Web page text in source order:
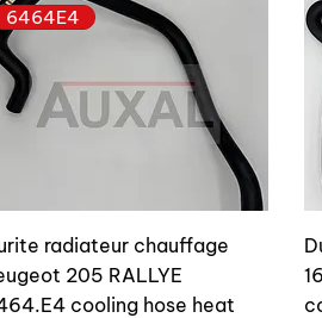
6464E4
radiateur chauffage
205 RALLYE
cooling hose heat